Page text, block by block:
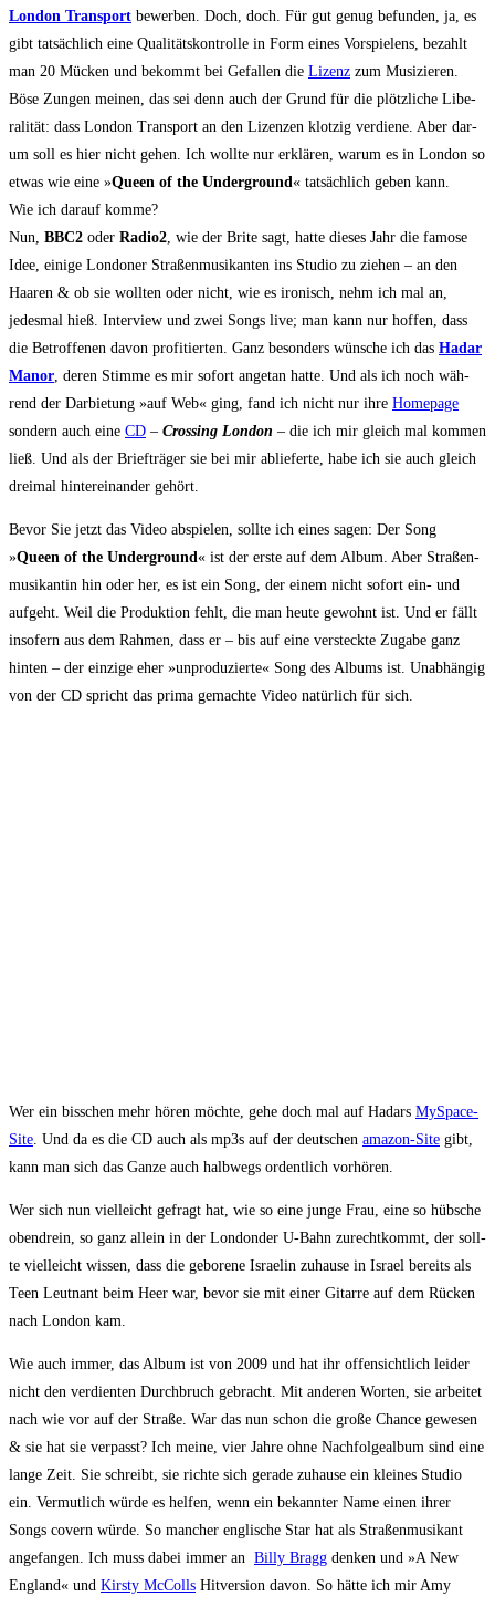
Lon­don Trans­port bewer­ben. Doch, doch. Für gut genug befun­den, ja, es
gibt tat­säch­lich eine Qua­li­täts­kon­trol­le in Form eines Vor­spie­lens, bezahlt
man 20 Mücken und bekommt bei Gefal­len die Lizenz zum Musi­zie­ren.
Böse Zun­gen mei­nen, das sei denn auch der Grund für die plötz­li­che Libe­
ra­li­tät: dass Lon­don Trans­port an den Lizen­zen klot­zig ver­die­ne. Aber dar­
um soll es hier nicht gehen. Ich woll­te nur erklä­ren, war­um es in Lon­don so
etwas wie eine »Queen of the Under­ground« tat­säch­lich geben kann.
Wie ich dar­auf komme?
Nun, BBC2 oder Radio2, wie der Bri­te sagt, hat­te die­ses Jahr die famo­se
Idee, eini­ge Lon­do­ner Stra­ßen­mu­si­kan­ten ins Stu­dio zu zie­hen – an den
Haa­ren & ob sie woll­ten oder nicht, wie es iro­nisch, nehm ich mal an,
jedes­mal hieß. Inter­view und zwei Songs live; man kann nur hof­fen, dass
die Betrof­fe­nen davon pro­fi­tier­ten. Ganz beson­ders wün­sche ich das Hadar
Man­or, deren Stim­me es mir sofort ange­tan hat­te. Und als ich noch wäh­
rend der Dar­bie­tung »auf Web« ging, fand ich nicht nur ihre Home­page
son­dern auch eine CD – Crossing Lon­don – die ich mir gleich mal kom­men
ließ. Und als der Brief­trä­ger sie bei mir ablie­fer­te, habe ich sie auch gleich
drei­mal hin­ter­ein­an­der gehört.
Bevor Sie jetzt das Video abspie­len, soll­te ich eines sagen: Der Song
»Queen of the Under­ground« ist der ers­te auf dem Album. Aber Stra­ßen­
mu­si­kan­tin hin oder her, es ist ein Song, der einem nicht sofort ein- und
auf­geht. Weil die Pro­duk­ti­on fehlt, die man heu­te gewohnt ist. Und er fällt
inso­fern aus dem Rah­men, dass er – bis auf eine ver­steck­te Zuga­be ganz
hin­ten – der ein­zi­ge eher »unpro­du­zier­te« Song des Albums ist. Unab­hän­gig
von der CD spricht das pri­ma gemach­te Video natür­lich für sich.
Wer ein biss­chen mehr hören möch­te, gehe doch mal auf Hadars MySpace-
Site. Und da es die CD auch als mp3s auf der deut­schen ama­zon-Site gibt,
kann man sich das Gan­ze auch halb­wegs ordent­lich vorhören.
Wer sich nun viel­leicht gefragt hat, wie so eine jun­ge Frau, eine so hüb­sche
oben­drein, so ganz allein in der Lon­don­der U‑Bahn zurecht­kommt, der soll­
te viel­leicht wis­sen, dass die gebo­re­ne Israe­lin zuhau­se in Isra­el bereits als
Teen Leut­nant beim Heer war, bevor sie mit einer Gitar­re auf dem Rücken
nach Lon­don kam.
Wie auch immer, das Album ist von 2009 und hat ihr offen­sicht­lich lei­der
nicht den ver­dien­ten Durch­bruch gebracht. Mit ande­ren Wor­ten, sie arbei­tet
nach wie vor auf der Stra­ße. War das nun schon die gro­ße Chan­ce gewe­sen
& sie hat sie ver­passt? Ich mei­ne, vier Jah­re ohne Nach­fol­ge­al­bum sind eine
lan­ge Zeit. Sie schreibt, sie rich­te sich gera­de zuhau­se ein klei­nes Stu­dio
ein. Ver­mut­lich wür­de es hel­fen, wenn ein bekann­ter Name einen ihrer
Songs covern wür­de. So man­cher eng­li­sche Star hat als Stra­ßen­mu­si­kant
ange­fan­gen. Ich muss dabei immer an Bil­ly Bragg den­ken und »A New
Eng­land« und Kirs­ty McColls Hit­ver­si­on davon. So hät­te ich mir Amy